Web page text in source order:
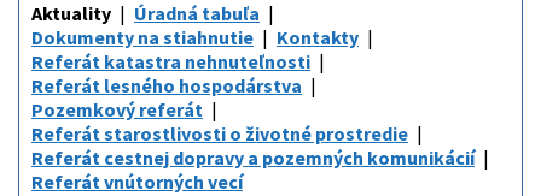
Aktuality
Úradná tabuľa
Dokumenty na stiahnutie
Kontakty
Referát katastra nehnuteľnosti
Referát lesného hospodárstva
Pozemkový referát
Referát starostlivosti o životné prostredie
Referát cestnej dopravy a pozemných komunikácií
Referát vnútorných vecí